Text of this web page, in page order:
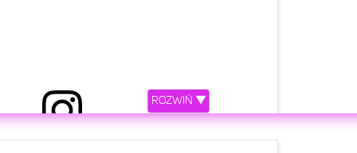
DAWID KWIATKOWSKI (@kwiatkowsky)
ROZWIŃ ▼